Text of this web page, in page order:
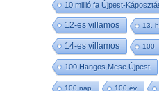
10 millió fa Újpest-
12-es villamos 13.
14-es villamos 100
100 Hangos Mese Újpest
100 nap 100 év